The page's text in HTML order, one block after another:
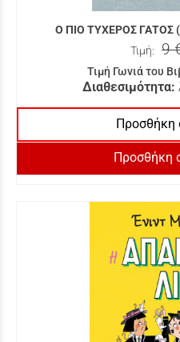
Ο ΠΙΟ ΤΥΧΕΡΟΣ ΓΑΤΟΣ
Τιμή: 9
Τιμή Γωνιά του
Διαθεσιμότητα:
Προσθήκη
Προσθήκη